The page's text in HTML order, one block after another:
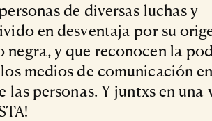
de diversas luchas y
en desventaja por su
y que reconocen la
medios de comunicación
personas. Y juntxs en una